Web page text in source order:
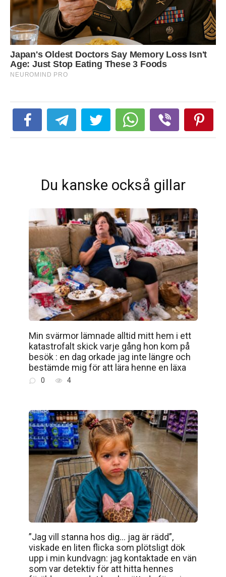
Du kanske också gillar
Min svärmor lämnade alltid mitt hem i ett
katastrofalt skick varje gång hon kom på
besök : en dag orkade jag inte längre och
bestämde mig för att lära henne en läxa
0 4
”Jag vill stanna hos dig… jag är rädd”,
viskade en liten flicka som plötsligt dök
upp i min kundvagn: jag kontaktade en vän
som var detektiv för att hitta hennes